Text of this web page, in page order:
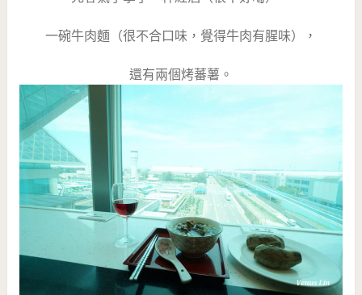
一碗牛肉麵（很不合口味，覺得牛肉有腥味），
還有兩個烤蕃薯。